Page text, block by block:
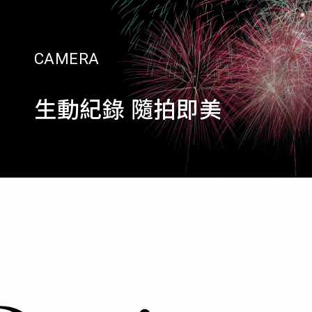
CAMERA
生動紀錄 隨拍即美